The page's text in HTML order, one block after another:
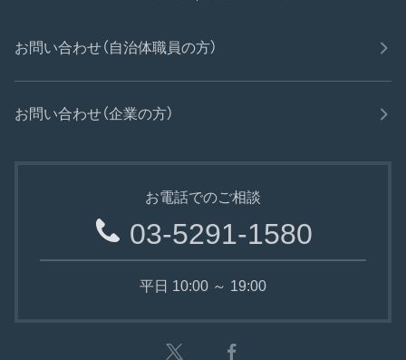
お問い合わせ（自治体職員の方）
お問い合わせ（企業の方）
お電話でのご相談
03-5291-1580
平日 10:00 ～ 19:00